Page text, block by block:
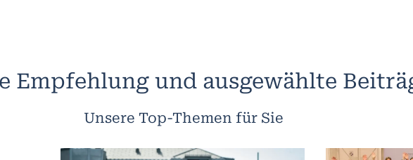
Empfehlung und ausgewählte
Unsere Top-Themen für Sie